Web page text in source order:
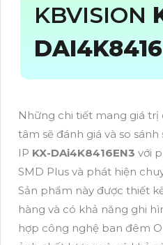
KBVISION
Những chi tiết mang giá
tâm sẽ đánh giá và so
IP KX-DAi4K8416EN3 với
SMD Plus và phát hiện
Sản phẩm này được thiết
hàng và có khả năng ghi
hợp công nghệ ban đêm